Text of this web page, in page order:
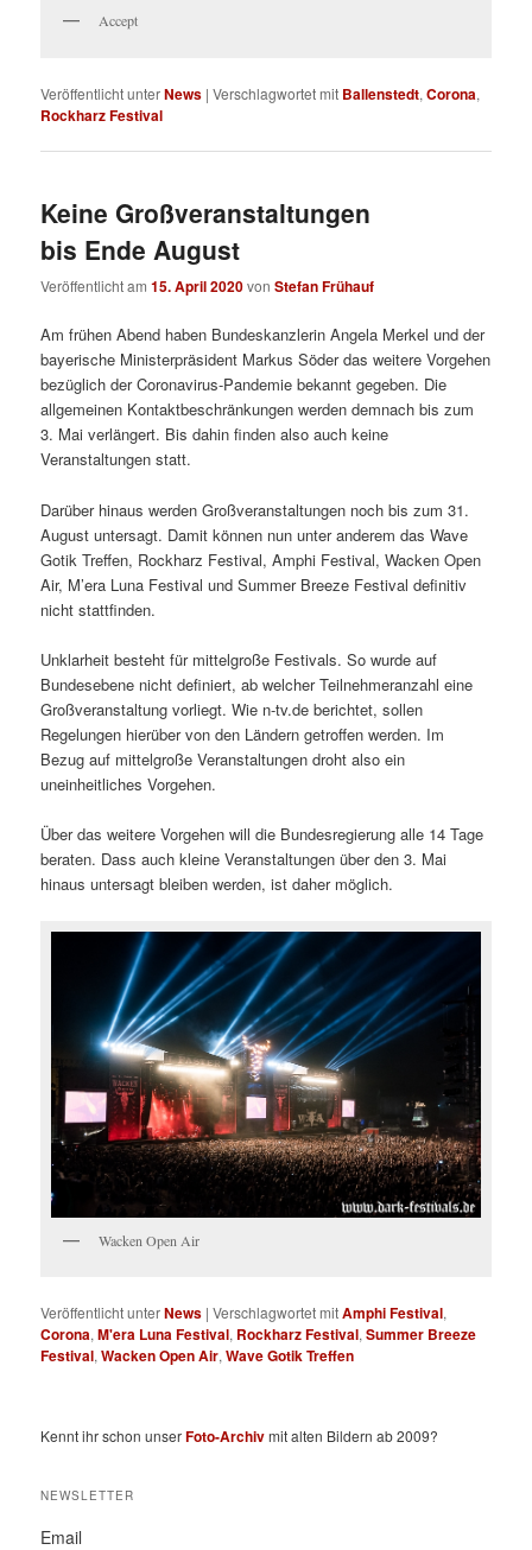
Accept
Veröffentlicht unterNews |Verschlagwortet mit Ballenstedt,Corona,
Rockharz Festival
Keine Großveranstaltungen
bis Ende August
Veröffentlicht am15. April 2020vonStefan Frühauf
Am frühen Abend haben Bundeskanzlerin Angela Merkel und der
bayerische Ministerpräsident Markus Söder das weitere Vorgehen
bezüglich der Coronavirus-Pandemie bekannt gegeben. Die
allgemeinen Kontaktbeschränkungen werden demnach bis zum
3. Mai verlängert. Bis dahin finden also auch keine
Veranstaltungen statt.
Darüber hinaus werden Großveranstaltungen noch bis zum 31.
August untersagt. Damit können nun unter anderem das Wave
Gotik Treffen, Rockharz Festival, Amphi Festival, Wacken Open
Air, M’era Luna Festival und Summer Breeze Festival definitiv
nicht stattfinden.
Unklarheit besteht für mittelgroße Festivals. So wurde auf
Bundesebene nicht definiert, ab welcher Teilnehmeranzahl eine
Großveranstaltung vorliegt. Wie n-tv.de berichtet, sollen
Regelungen hierüber von den Ländern getroffen werden. Im
Bezug auf mittelgroße Veranstaltungen droht also ein
uneinheitliches Vorgehen.
Über das weitere Vorgehen will die Bundesregierung alle 14 Tage
beraten. Dass auch kleine Veranstaltungen über den 3. Mai
hinaus untersagt bleiben werden, ist daher möglich.
Wacken Open Air
Veröffentlicht unterNews |Verschlagwortet mitAmphi Festival,
Corona,M'era Luna Festival, Rockharz Festival,Summer Breeze
Festival,Wacken Open Air,Wave Gotik Treffen
Kennt ihr schon unserFoto-Archivmit alten Bildern ab 2009?
NEWSLETTER
Email